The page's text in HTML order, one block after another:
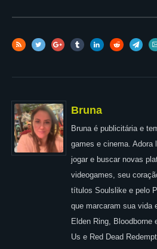
Bruna
Bruna é publicitária e
games e cinema. Adora
jogar e buscar novas
videogames, seu
títulos Soulslike e pelo
que marcaram sua vida
Elden Ring,
Us e Red Dead